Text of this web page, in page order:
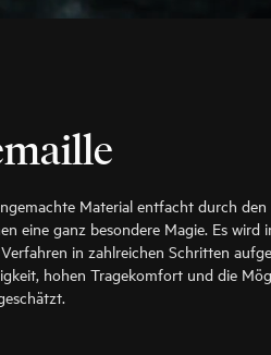
Material entfacht durch
eine ganz besondere Magie. Es wird
in zahlreichen Schritten
hohen Tragekomfort und die